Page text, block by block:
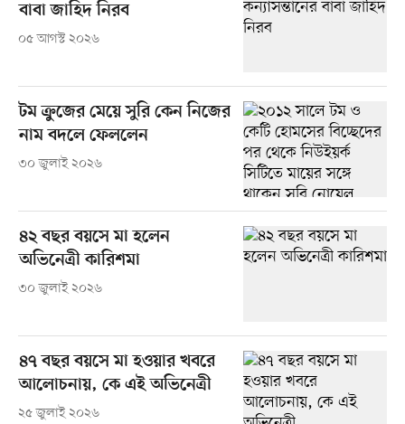
বাবা জাহিদ নিরব
০৫ আগস্ট ২০২৬
টম ক্রুজের মেয়ে সুরি কেন নিজের
নাম বদলে ফেললেন
৩০ জুলাই ২০২৬
৪২ বছর বয়সে মা হলেন
অভিনেত্রী কারিশমা
৩০ জুলাই ২০২৬
৪৭ বছর বয়সে মা হওয়ার খবরে
আলোচনায়, কে এই অভিনেত্রী
২৫ জুলাই ২০২৬